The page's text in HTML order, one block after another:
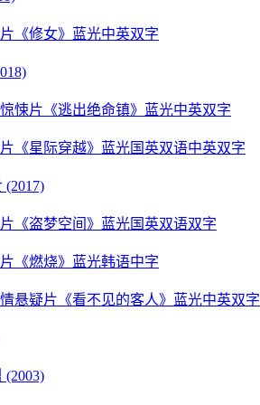
《修女》蓝光中英双字
悚片《逃出绝命镇》蓝光中英双字
《星际穿越》蓝光国英双语中英双字
(2017)
《盗梦空间》蓝光国英双语双字
《燃烧》蓝光韩语中字
悬疑片《看不见的客人》蓝光中英双字
(2003)